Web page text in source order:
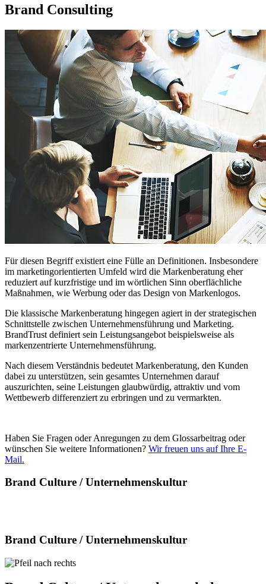
Brand Consulting
Für diesen Begriff existiert eine Fülle an Definitionen. Insbesondere
im marketingorientierten Umfeld wird die Markenberatung eher
reduziert auf kurzfristige und im wörtlichen Sinn oberflächliche
Maßnahmen, wie Werbung oder das Design von Markenlogos.
Die klassische Markenberatung hingegen agiert in der strategischen
Schnittstelle zwischen Unternehmensführung und Marketing.
BrandTrust definiert sein Leistungsangebot beispielsweise als
markenzentrierte Unternehmensführung.
Nach diesem Verständnis bedeutet Markenberatung, den Kunden
dabei zu unterstützen, sein gesamtes Unternehmen darauf
auszurichten, seine Leistungen glaubwürdig, attraktiv und vom
Wettbewerb differenziert zu erbringen und zu vermarkten.
Haben Sie Fragen oder Anregungen zu dem Glossarbeitrag oder
wünschen Sie weitere Informationen? Wir freuen uns auf Ihre E-
Mail.
Brand Culture / Unternehmenskultur
Brand Culture / Unternehmenskultur